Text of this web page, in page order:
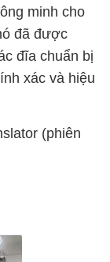
minh cho
đã được
đĩa chuẩn bị
xác và hiệu
(phiên